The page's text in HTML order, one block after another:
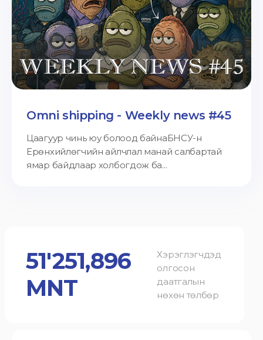
Omni shipping - Weekly news #45
Цаагуур чинь юу болоод байнаБНСУ-н
Ерөнхийлөгчийн айлчлал манай салбартай
ямар байдлаар холбогдож ба...
51'251,896
MNT
Хэрэглэгчдэд
олгосон
даатгалын
нөхөн төлбөр